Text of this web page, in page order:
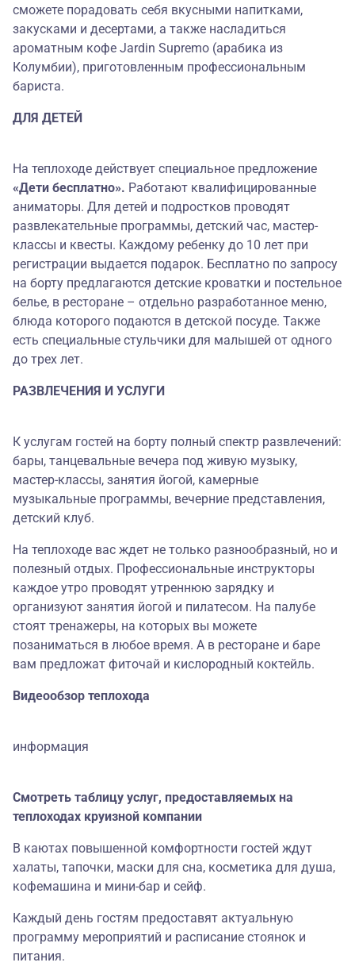
сможете порадовать себя вкусными напитками,
закусками и десертами, а также насладиться
ароматным кофе Jardin Supremo (арабика из
Колумбии), приготовленным профессиональным
бариста.
ДЛЯ ДЕТЕЙ
На теплоходе действует специальное предложение
«Дети бесплатно». Работают квалифицированные
аниматоры. Для детей и подростков проводят
развлекательные программы, детский час, мастер-
классы и квесты. Каждому ребенку до 10 лет при
регистрации выдается подарок. Бесплатно по запросу
на борту предлагаются детские кроватки и постельное
белье, в ресторане – отдельно разработанное меню,
блюда которого подаются в детской посуде. Также
есть специальные стульчики для малышей от одного
до трех лет.
РАЗВЛЕЧЕНИЯ И УСЛУГИ
К услугам гостей на борту полный спектр развлечений:
бары, танцевальные вечера под живую музыку,
мастер-классы, занятия йогой, камерные
музыкальные программы, вечерние представления,
детский клуб.
На теплоходе вас ждет не только разнообразный, но и
полезный отдых. Профессиональные инструкторы
каждое утро проводят утреннюю зарядку и
организуют занятия йогой и пилатесом. На палубе
стоят тренажеры, на которых вы можете
позаниматься в любое время. А в ресторане и баре
вам предложат фиточай и кислородный коктейль.
Видеообзор теплохода
информация
Смотреть таблицу услуг, предоставляемых на
теплоходах круизной компании
В каютах повышенной комфортности гостей ждут
халаты, тапочки, маски для сна, косметика для душа,
кофемашина и мини-бар и сейф.
Каждый день гостям предоставят актуальную
программу мероприятий и расписание стоянок и
питания.